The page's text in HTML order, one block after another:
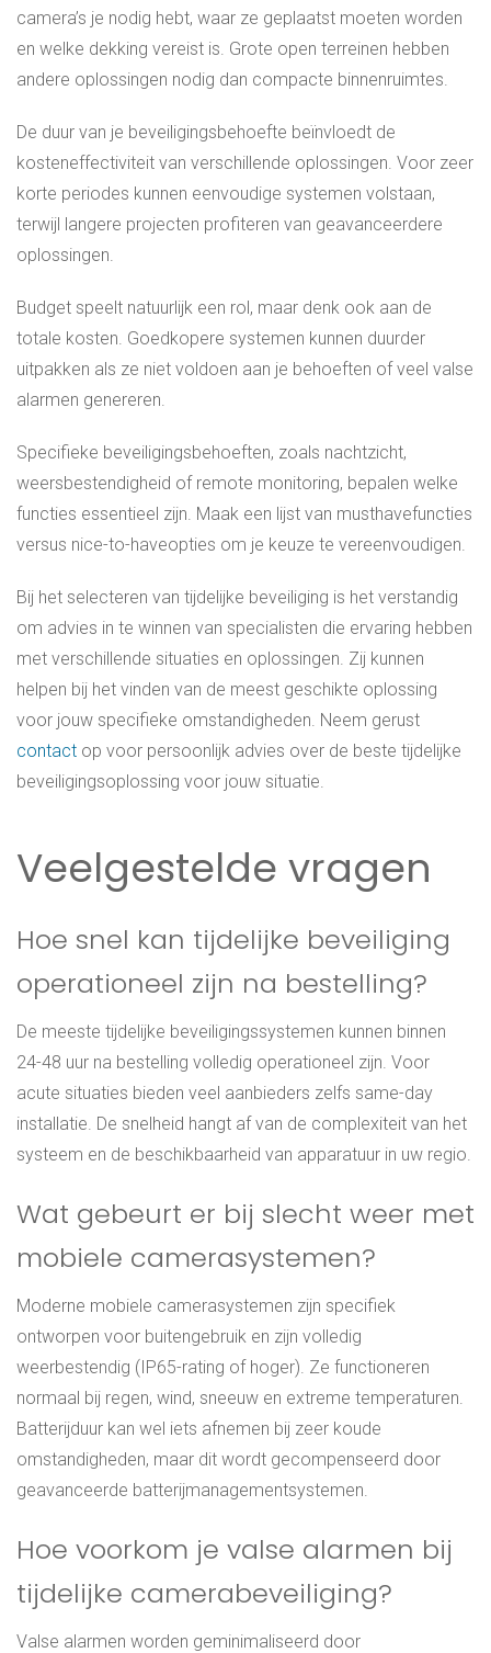
camera’s je nodig hebt, waar ze geplaatst moeten worden
en welke dekking vereist is. Grote open terreinen hebben
andere oplossingen nodig dan compacte binnenruimtes.
De duur van je beveiligingsbehoefte beïnvloedt de
kosteneffectiviteit van verschillende oplossingen. Voor zeer
korte periodes kunnen eenvoudige systemen volstaan,
terwijl langere projecten profiteren van geavanceerdere
oplossingen.
Budget speelt natuurlijk een rol, maar denk ook aan de
totale kosten. Goedkopere systemen kunnen duurder
uitpakken als ze niet voldoen aan je behoeften of veel valse
alarmen genereren.
Specifieke beveiligingsbehoeften, zoals nachtzicht,
weersbestendigheid of remote monitoring, bepalen welke
functies essentieel zijn. Maak een lijst van musthavefuncties
versus nice-to-haveopties om je keuze te vereenvoudigen.
Bij het selecteren van tijdelijke beveiliging is het verstandig
om advies in te winnen van specialisten die ervaring hebben
met verschillende situaties en oplossingen. Zij kunnen
helpen bij het vinden van de meest geschikte oplossing
voor jouw specifieke omstandigheden. Neem gerust
contact op voor persoonlijk advies over de beste tijdelijke
beveiligingsoplossing voor jouw situatie.
Veelgestelde vragen
Hoe snel kan tijdelijke beveiliging
operationeel zijn na bestelling?
De meeste tijdelijke beveiligingssystemen kunnen binnen
24-48 uur na bestelling volledig operationeel zijn. Voor
acute situaties bieden veel aanbieders zelfs same-day
installatie. De snelheid hangt af van de complexiteit van het
systeem en de beschikbaarheid van apparatuur in uw regio.
Wat gebeurt er bij slecht weer met
mobiele camerasystemen?
Moderne mobiele camerasystemen zijn specifiek
ontworpen voor buitengebruik en zijn volledig
weerbestendig (IP65-rating of hoger). Ze functioneren
normaal bij regen, wind, sneeuw en extreme temperaturen.
Batterijduur kan wel iets afnemen bij zeer koude
omstandigheden, maar dit wordt gecompenseerd door
geavanceerde batterijmanagementsystemen.
Hoe voorkom je valse alarmen bij
tijdelijke camerabeveiliging?
Valse alarmen worden geminimaliseerd door